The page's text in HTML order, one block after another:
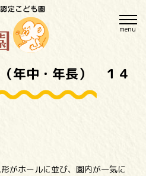
年中・年長） １４
がホールに並び、園内が一気に
menu